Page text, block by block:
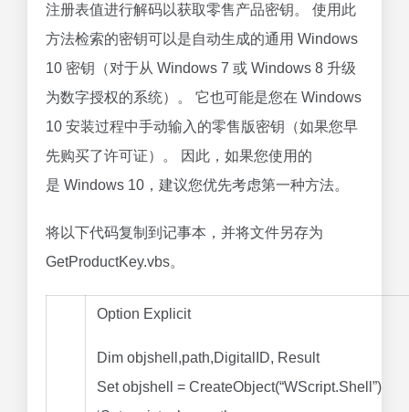
注册表值进行解码以获取零售产品密钥。 使用此
方法检索的密钥可以是自动生成的通用 Windows
10 密钥（对于从 Windows 7 或 Windows 8 升级
为数字授权的系统）。 它也可能是您在 Windows
10 安装过程中手动输入的零售版密钥（如果您早
先购买了许可证）。 因此，如果您使用的
是 Windows 10，建议您优先考虑第一种方法。
将以下代码复制到记事本，并将文件另存为
GetProductKey.vbs。
Option Explicit
Dim objshell,path,DigitalID, Result
Setobjshell = CreateObject(“WScript.Shell”)